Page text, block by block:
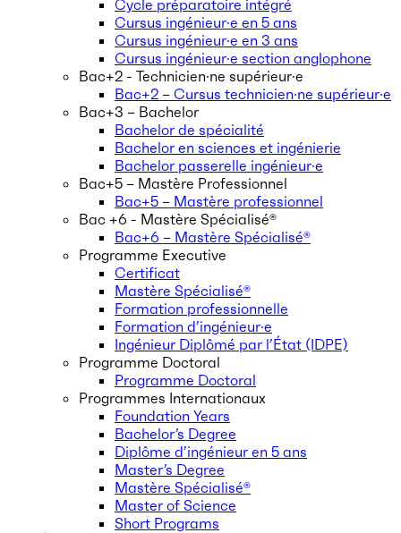
Cycle préparatoire intégré
Cursus ingénieur·e en 5 ans
Cursus ingénieur·e en 3 ans
Cursus ingénieur·e section anglophone
Bac+2 - Technicien·ne supérieur·e
Bac+2 – Cursus technicien·ne supérieur·e
Bac+3 – Bachelor
Bachelor de spécialité
Bachelor en sciences et ingénierie
Bachelor passerelle ingénieur·e
Bac+5 – Mastère Professionnel
Bac+5 – Mastère professionnel
Bac +6 - Mastère Spécialisé®
Bac+6 – Mastère Spécialisé®
Programme Executive
Certificat
Mastère Spécialisé®
Formation professionnelle
Formation d’ingénieur·e
Ingénieur Diplômé par l’État (IDPE)
Programme Doctoral
Programme Doctoral
Programmes Internationaux
Foundation Years
Bachelor’s Degree
Diplôme d’ingénieur en 5 ans
Master’s Degree
Mastère Spécialisé®
Master of Science
Short Programs